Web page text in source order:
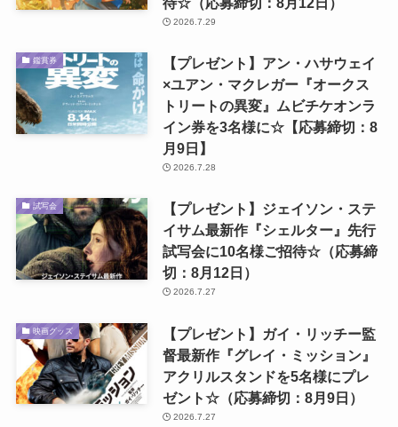
2026.7.29
鑑賞券
【プレゼント】アン・ハサウェイ
×ユアン・マクレガー『オークス
トリートの異変』ムビチケオンラ
イン券を3名様に☆【応募締切：8
月9日】
2026.7.28
試写会
【プレゼント】ジェイソン・ステ
イサム最新作『シェルター』先行
試写会に10名様ご招待☆（応募締
切：8月12日）
2026.7.27
映画グッズ
【プレゼント】ガイ・リッチー監
督最新作『グレイ・ミッション』
アクリルスタンドを5名様にプレ
ゼント☆（応募締切：8月9日）
2026.7.27